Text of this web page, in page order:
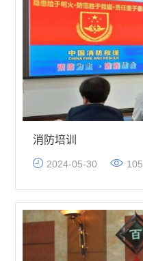
消防培训
2024-05-30 105